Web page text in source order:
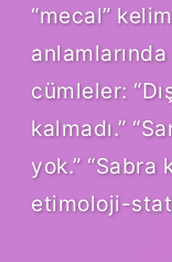
“mecal”
anlamlarında
cümleler:
kalmadı.”
yok.” “Sabra
etimoloji-